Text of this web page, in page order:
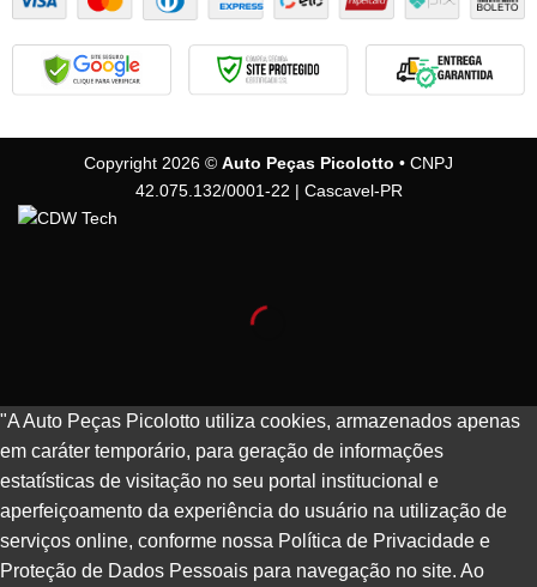
Copyright 2026 © Auto Peças Picolotto • CNPJ
42.075.132/0001-22 | Cascavel-PR
"A Auto Peças Picolotto utiliza cookies, armazenados apenas
em caráter temporário, para geração de informações
estatísticas de visitação no seu portal institucional e
aperfeiçoamento da experiência do usuário na utilização de
serviços online, conforme nossa Política de Privacidade e
Proteção de Dados Pessoais para navegação no site. Ao